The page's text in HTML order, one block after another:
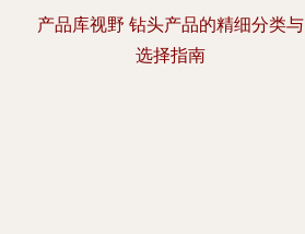
产品库视野 钻头产品的精细分类与
选择指南